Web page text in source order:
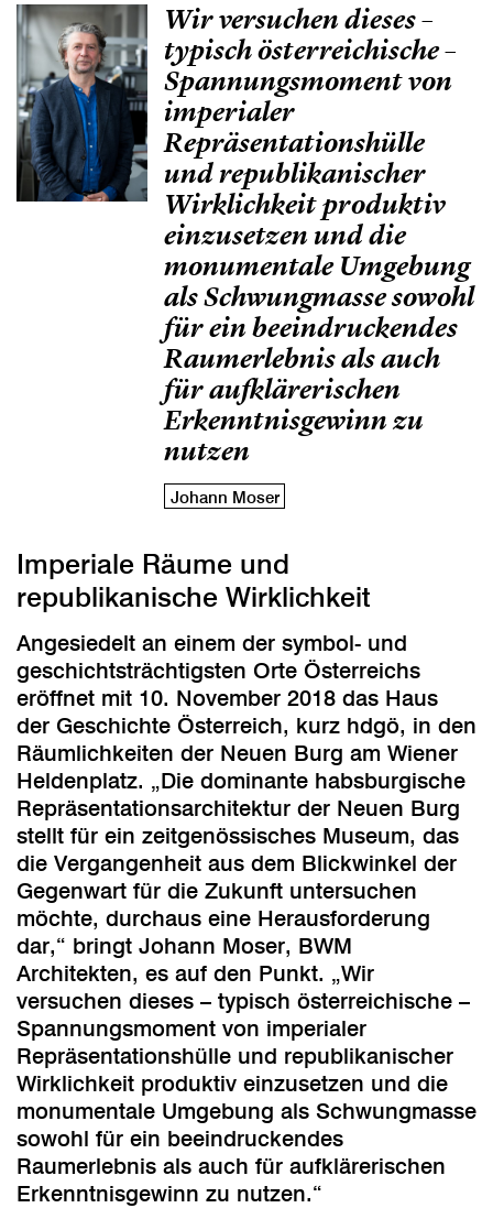
Wir versuchen dieses –
typisch österreichische –
Spannungsmoment von
imperialer
Repräsentationshülle
und republikanischer
Wirklichkeit produktiv
einzusetzen und die
monumentale Umgebung
als Schwungmasse sowohl
für ein beeindruckendes
Raumerlebnis als auch
für aufklärerischen
Erkenntnisgewinn zu
nutzen
Johann Moser
Imperiale Räume und
republikanische Wirklichkeit
Angesiedelt an einem der symbol- und
geschichtsträchtigsten Orte Österreichs
eröffnet mit 10. November 2018 das Haus
der Geschichte Österreich, kurz hdgö, in den
Räumlichkeiten der Neuen Burg am Wiener
Heldenplatz. „Die dominante habsburgische
Repräsentationsarchitektur der Neuen Burg
stellt für ein zeitgenössisches Museum, das
die Vergangenheit aus dem Blickwinkel der
Gegenwart für die Zukunft untersuchen
möchte, durchaus eine Herausforderung
dar,“ bringt Johann Moser, BWM
Architekten, es auf den Punkt. „Wir
versuchen dieses – typisch österreichische –
Spannungsmoment von imperialer
Repräsentationshülle und republikanischer
Wirklichkeit produktiv einzusetzen und die
monumentale Umgebung als Schwungmasse
sowohl für ein beeindruckendes
Raumerlebnis als auch für aufklärerischen
Erkenntnisgewinn zu nutzen.“